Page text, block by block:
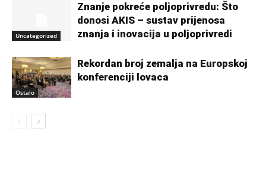
Uncategorized
Znanje pokreće poljoprivredu: Što
donosi AKIS – sustav prijenosa
znanja i inovacija u poljoprivredi
Ostalo
Rekordan broj zemalja na Europskoj
konferenciji lovaca